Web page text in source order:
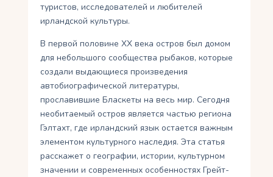
туристов, исследователей и любителей
ирландской культуры.
В первой половине XX века остров был домом
для небольшого сообщества рыбаков, которые
создали выдающиеся произведения
автобиографической литературы,
прославившие Бласкеты на весь мир. Сегодня
необитаемый остров является частью региона
Гэлтахт, где ирландский язык остается важным
элементом культурного наследия. Эта статья
расскажет о географии, истории, культурном
значении и современных особенностях Грейт-